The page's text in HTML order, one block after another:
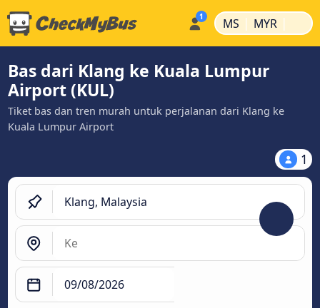
MS | MYR |
Bas dari Klang ke Kuala Lumpur
Airport (KUL)
Tiket bas dan tren murah untuk perjalanan dari Klang ke
Kuala Lumpur Airport
1